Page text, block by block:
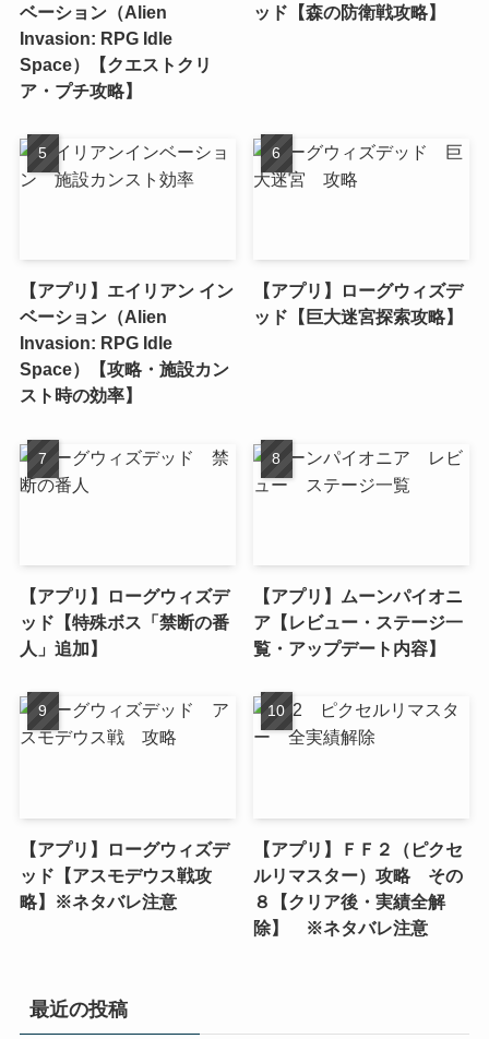
ベーション（Alien
Invasion: RPG Idle
Space）【クエストクリ
ア・プチ攻略】
ッド【森の防衛戦攻略】
【アプリ】エイリアン イン
ベーション（Alien
Invasion: RPG Idle
Space）【攻略・施設カン
スト時の効率】
【アプリ】ローグウィズデ
ッド【巨大迷宮探索攻略】
【アプリ】ローグウィズデ
ッド【特殊ボス「禁断の番
人」追加】
【アプリ】ムーンパイオニ
ア【レビュー・ステージ一
覧・アップデート内容】
【アプリ】ローグウィズデ
ッド【アスモデウス戦攻
略】※ネタバレ注意
【アプリ】ＦＦ２（ピクセ
ルリマスター）攻略 その
８【クリア後・実績全解
除】 ※ネタバレ注意
最近の投稿